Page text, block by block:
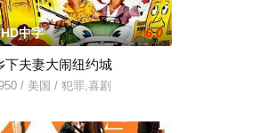
算计利益得失，她却赌上了余生信任，他们之间，
老伴儿的胞兄——塞奇叔公。此翁正与贝迪莉亚·
HD中字 6.0
下夫妻大闹纽约城
/ 美国 / 犯罪,喜剧